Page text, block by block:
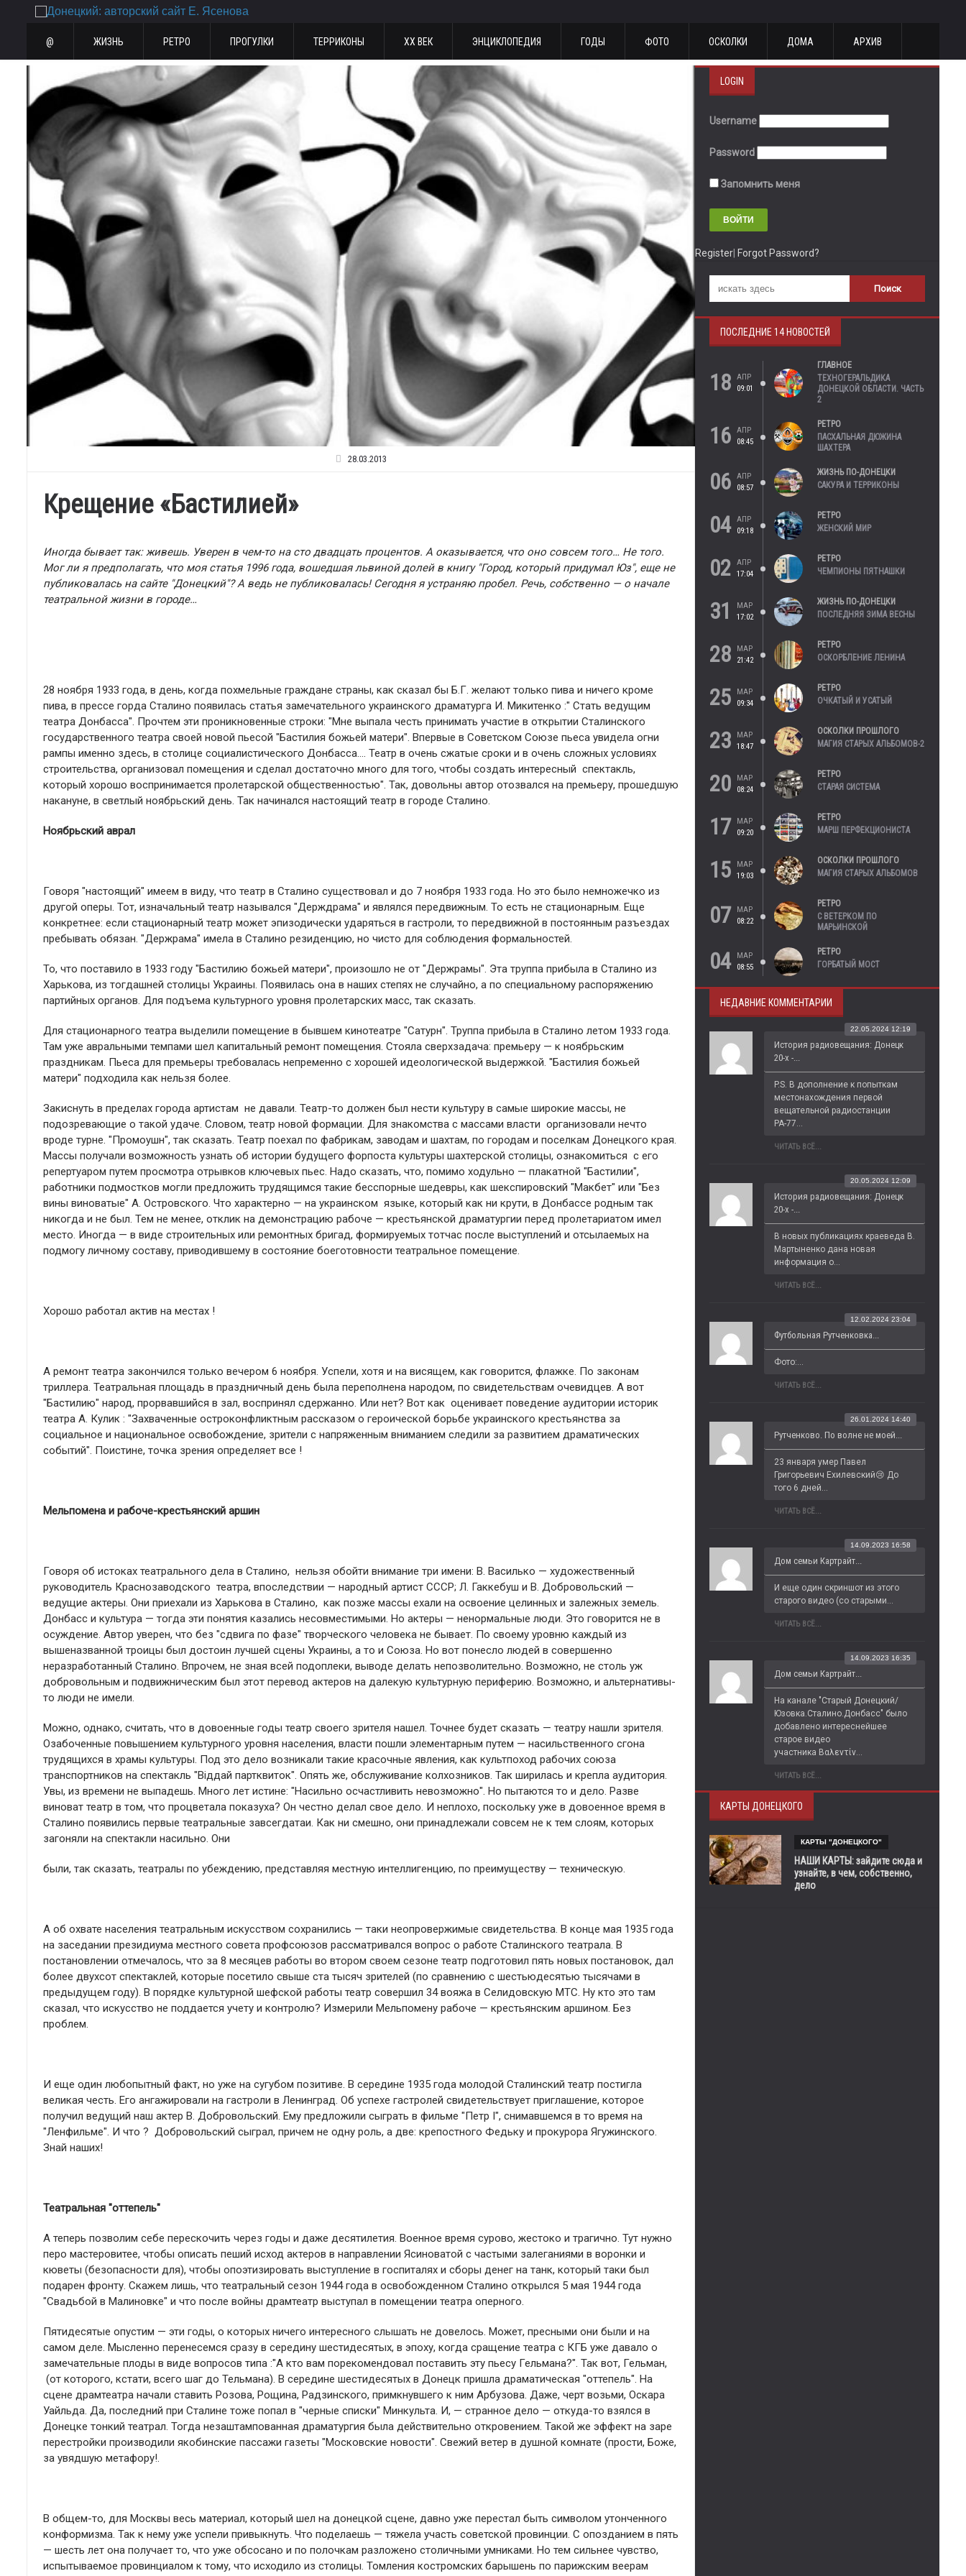
@ ЖИЗНЬ РЕТРО ПРОГУЛКИ ТЕРРИКОНЫ ХХ ВЕК ЭНЦИКЛОПЕДИЯ ГОДЫ ФОТО ОСКОЛКИ ДОМА АРХИВ
28.03.2013
Крещение «Бастилией»
Иногда бывает так: живешь. Уверен в чем-то на сто двадцать процентов. А оказывается, что оно совсем того… Не того.
Мог ли я предполагать, что моя статья 1996 года, вошедшая львиной долей в книгу "Город, который придумал Юз", еще не
публиковалась на сайте "Донецкий"? А ведь не публиковалась! Сегодня я устраняю пробел. Речь, собственно — о начале
театральной жизни в городе…
28 ноября 1933 года, в день, когда похмельные граждане страны, как сказал бы Б.Г. желают только пива и ничего кроме
пива, в прессе горда Сталино появилась статья замечательного украинского драматурга И. Микитенко :" Стать ведущим
театра Донбасса". Прочтем эти проникновенные строки: "Мне выпала честь принимать участие в открытии Сталинского
государственного театра своей новой пьесой "Бастилия божьей матери". Впервые в Советском Союзе пьеса увидела огни
рампы именно здесь, в столице социалистического Донбасса…. Театр в очень сжатые сроки и в очень сложных условиях
строительства, организовал помещения и сделал достаточно много для того, чтобы создать интересный спектакль,
который хорошо воспринимается пролетарской общественностью". Так, довольны автор отозвался на премьеру, прошедшую
накануне, в светлый ноябрьский день. Так начинался настоящий театр в городе Сталино.
Ноябрьский аврал
Говоря "настоящий" имеем в виду, что театр в Сталино существовал и до 7 ноября 1933 года. Но это было немножечко из
другой оперы. Тот, изначальный театр назывался "Держдрама" и являлся передвижным. То есть не стационарным. Еще
конкретнее: если стационарный театр может эпизодически ударяться в гастроли, то передвижной в постоянным разъездах
пребывать обязан. "Держрама" имела в Сталино резиденцию, но чисто для соблюдения формальностей.
То, что поставило в 1933 году "Бастилию божьей матери", произошло не от "Держрамы". Эта труппа прибыла в Сталино из
Харькова, из тогдашней столицы Украины. Появилась она в наших степях не случайно, а по специальному распоряжению
партийных органов. Для подъема культурного уровня пролетарских масс, так сказать.
Для стационарного театра выделили помещение в бывшем кинотеатре "Сатурн". Труппа прибыла в Сталино летом 1933 года.
Там уже авральными темпами шел капитальный ремонт помещения. Стояла сверхзадача: премьеру — к ноябрьским
праздникам. Пьеса для премьеры требовалась непременно с хорошей идеологической выдержкой. "Бастилия божьей
матери" подходила как нельзя более.
Закиснуть в пределах города артистам не давали. Театр-то должен был нести культуру в самые широкие массы, не
подозревающие о такой удаче. Словом, театр новой формации. Для знакомства с массами власти организовали нечто
вроде турне. "Промоушн", так сказать. Театр поехал по фабрикам, заводам и шахтам, по городам и поселкам Донецкого края.
Массы получали возможность узнать об истории будущего форпоста культуры шахтерской столицы, ознакомиться с его
репертуаром путем просмотра отрывков ключевых пьес. Надо сказать, что, помимо ходульно — плакатной "Бастилии",
работники подмостков могли предложить трудящимся такие бесспорные шедевры, как шекспировский "Макбет" или "Без
вины виноватые" А. Островского. Что характерно — на украинском языке, который как ни крути, в Донбассе родным так
никогда и не был. Тем не менее, отклик на демонстрацию рабоче — крестьянской драматургии перед пролетариатом имел
место. Иногда — в виде строительных или ремонтных бригад, формируемых тотчас после выступлений и отсылаемых на
подмогу личному составу, приводившему в состояние боеготовности театральное помещение.
Хорошо работал актив на местах !
А ремонт театра закончился только вечером 6 ноября. Успели, хотя и на висящем, как говорится, флажке. По законам
триллера. Театральная площадь в праздничный день была переполнена народом, по свидетельствам очевидцев. А вот
"Бастилию" народ, прорвавшийся в зал, воспринял сдержанно. Или нет? Вот как оценивает поведение аудитории историк
театра А. Кулик : "Захваченные остроконфликтным рассказом о героической борьбе украинского крестьянства за
социальное и национальное освобождение, зрители с напряженным вниманием следили за развитием драматических
событий". Поистине, точка зрения определяет все !
Мельпомена и рабоче-крестьянский аршин
Говоря об истоках театрального дела в Сталино, нельзя обойти внимание три имени: В. Василько — художественный
руководитель Краснозаводского театра, впоследствии — народный артист СССР; Л. Гаккебуш и В. Добровольский —
ведущие актеры. Они приехали из Харькова в Сталино, как позже массы ехали на освоение целинных и залежных земель.
Донбасс и культура — тогда эти понятия казались несовместимыми. Но актеры — ненормальные люди. Это говорится не в
осуждение. Автор уверен, что без "сдвига по фазе" творческого человека не бывает. По своему уровню каждый из
вышеназванной троицы был достоин лучшей сцены Украины, а то и Союза. Но вот понесло людей в совершенно
неразработанный Сталино. Впрочем, не зная всей подоплеки, выводе делать непозволительно. Возможно, не столь уж
добровольным и подвижническим был этот перевод актеров на далекую культурную периферию. Возможно, и альтернативы-
то люди не имели.
Можно, однако, считать, что в довоенные годы театр своего зрителя нашел. Точнее будет сказать — театру нашли зрителя.
Озабоченные повышением культурного уровня населения, власти пошли элементарным путем — насильственного сгона
трудящихся в храмы культуры. Под это дело возникали такие красочные явления, как культпоход рабочих союза
транспортников на спектакль "Вiддай партквиток". Опять же, обслуживание колхозников. Так ширилась и крепла аудитория.
Увы, из времени не выпадешь. Много лет истине: "Насильно осчастливить невозможно". Но пытаются то и дело. Разве
виноват театр в том, что процветала показуха? Он честно делал свое дело. И неплохо, поскольку уже в довоенное время в
Сталино появились первые театральные завсегдатаи. Как ни смешно, они принадлежали совсем не к тем слоям, которых
загоняли на спектакли насильно. Они
были, так сказать, театралы по убеждению, представляя местную интеллигенцию, по преимуществу — техническую.
А об охвате населения театральным искусством сохранились — таки неопровержимые свидетельства. В конце мая 1935 года
на заседании президиума местного совета профсоюзов рассматривался вопрос о работе Сталинского театрала. В
постановлении отмечалось, что за 8 месяцев работы во втором своем сезоне театр подготовил пять новых постановок, дал
более двухсот спектаклей, которые посетило свыше ста тысяч зрителей (по сравнению с шестьюдесятью тысячами в
предыдущем году). В порядке культурной шефской работы театр совершил 34 вояжа в Селидовскую МТС. Ну кто это там
сказал, что искусство не поддается учету и контролю? Измерили Мельпомену рабоче — крестьянским аршином. Без
проблем.
И еще один любопытный факт, но уже на сугубом позитиве. В середине 1935 года молодой Сталинский театр постигла
великая честь. Его ангажировали на гастроли в Ленинград. Об успехе гастролей свидетельствует приглашение, которое
получил ведущий наш актер В. Добровольский. Ему предложили сыграть в фильме "Петр I", снимавшемся в то время на
"Ленфильме". И что ? Добровольский сыграл, причем не одну роль, а две: крепостного Федьку и прокурора Ягужинского.
Знай наших!
Театральная "оттепель"
А теперь позволим себе перескочить через годы и даже десятилетия. Военное время сурово, жестоко и трагично. Тут нужно
перо мастеровитее, чтобы описать пеший исход актеров в направлении Ясиноватой с частыми залеганиями в воронки и
кюветы (безопасности для), чтобы опоэтизировать выступление в госпиталях и сборы денег на танк, который таки был
подарен фронту. Скажем лишь, что театральный сезон 1944 года в освобожденном Сталино открылся 5 мая 1944 года
"Свадьбой в Малиновке" и что после войны драмтеатр выступал в помещении театра оперного.
Пятидесятые опустим — эти годы, о которых ничего интересного слышать не довелось. Может, пресными они были и на
самом деле. Мысленно перенесемся сразу в середину шестидесятых, в эпоху, когда сращение театра с КГБ уже давало о
замечательные плоды в виде вопросов типа :"А кто вам порекомендовал поставить эту пьесу Гельмана?". Так вот, Гельман,
(от которого, кстати, всего шаг до Тельмана). В середине шестидесятых в Донецк пришла драматическая "оттепель". На
сцене драмтеатра начали ставить Розова, Рощина, Радзинского, примкнувшего к ним Арбузова. Даже, черт возьми, Оскара
Уайльда. Да, последний при Сталине тоже попал в "черные списки" Минкульта. И, — странное дело — откуда-то взялся в
Донецке тонкий театрал. Тогда незаштампованная драматургия была действительно откровением. Такой же эффект на заре
перестройки производили якобинские пассажи газеты "Московские новости". Свежий ветер в душной комнате (прости, Боже,
за увядшую метафору!.
В общем-то, для Москвы весь материал, который шел на донецкой сцене, давно уже перестал быть символом утонченного
конформизма. Так к нему уже успели привыкнуть. Что поделаешь — тяжела участь советской провинции. С опозданием в пять
— шесть лет она получает то, что уже обсосано и по полочкам разложено столичными умниками. Но тем сильнее чувство,
испытываемое провинциалом к тому, что исходило из столицы. Томления костромских барышень по парижским веерам
LOGIN
Username
Password
Запомнить меня
Register Forgot Password?
ПОСЛЕДНИЕ 14 НОВОСТЕЙ
18
АПР
09:01
ГЛАВНОЕ
ТЕХНОГЕРАЛЬДИКА
ДОНЕЦКОЙ ОБЛАСТИ. ЧАСТЬ
2
16
АПР
08:45
РЕТРО
ПАСХАЛЬНАЯ ДЮЖИНА
ШАХТЕРА
06
АПР
08:57
ЖИЗНЬ ПО-ДОНЕЦКИ
САКУРА И ТЕРРИКОНЫ
04
АПР
09:18
РЕТРО
ЖЕНСКИЙ МИР
02
АПР
17:04
РЕТРО
ЧЕМПИОНЫ ПЯТНАШКИ
31
МАР
17:02
ЖИЗНЬ ПО-ДОНЕЦКИ
ПОСЛЕДНЯЯ ЗИМА ВЕСНЫ
28
МАР
21:42
РЕТРО
ОСКОРБЛЕНИЕ ЛЕНИНА
25
МАР
09:34
РЕТРО
ОЧКАТЫЙ И УСАТЫЙ
23
МАР
18:47
ОСКОЛКИ ПРОШЛОГО
МАГИЯ СТАРЫХ АЛЬБОМОВ-2
20
МАР
08:24
РЕТРО
СТАРАЯ СИСТЕМА
17
МАР
09:20
РЕТРО
МАРШ ПЕРФЕКЦИОНИСТА
15
МАР
19:03
ОСКОЛКИ ПРОШЛОГО
МАГИЯ СТАРЫХ АЛЬБОМОВ
07
МАР
08:22
РЕТРО
С ВЕТЕРКОМ ПО
МАРЬИНСКОЙ
04
МАР
08:55
РЕТРО
ГОРБАТЫЙ МОСТ
НЕДАВНИЕ КОММЕНТАРИИ
История радиовещания: Донецк
20-х -...
22.05.2024 12:19
P.S. В дополнение к попыткам
местонахождения первой
вещательной радиостанции
РА-77...
ЧИТАТЬ ВСЁ...
История радиовещания: Донецк
20-х -...
20.05.2024 12:09
В новых публикациях краеведа В.
Мартыненко дана новая
информация о...
ЧИТАТЬ ВСЁ...
Футбольная Рутченковка...
12.02.2024 23:04
Фото:...
ЧИТАТЬ ВСЁ...
Рутченково. По волне не моей...
26.01.2024 14:40
23 января умер Павел
Григорьевич Ехилевский😢 До
того 6 дней...
ЧИТАТЬ ВСЁ...
Дом семьи Картрайт...
14.09.2023 16:58
И еще один скриншот из этого
старого видео (со старыми...
ЧИТАТЬ ВСЁ...
Дом семьи Картрайт...
14.09.2023 16:35
На канале "Старый Донецкий/
Юзовка.Сталино.Донбасс" было
добавлено интереснейшее
старое видео
участника Βαλεντίν...
ЧИТАТЬ ВСЁ...
КАРТЫ ДОНЕЦКОГО
КАРТЫ "ДОНЕЦКОГО"
НАШИ КАРТЫ: зайдите сюда и
узнайте, в чем, собственно,
дело